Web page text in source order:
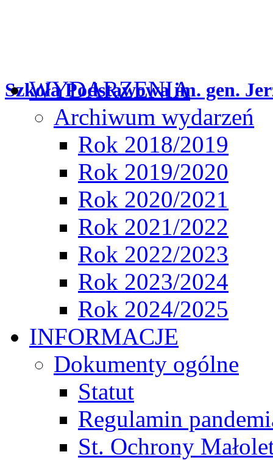
Szkoła Podstawowa im. gen.
WYDARZENIA
Archiwum wydarzeń
Rok 2018/2019
Rok 2019/2020
Rok 2020/2021
Rok 2021/2022
Rok 2022/2023
Rok 2023/2024
Rok 2024/2025
INFORMACJE
Dokumenty ogólne
Statut
Regulamin
St. Ochrony